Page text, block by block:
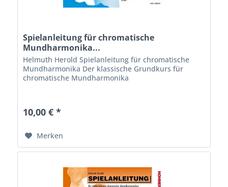
Spielanleitung für chromatische
Mundharmonika...
Helmuth Herold Spielanleitung für chromatische
Mundharmonika Der klassische Grundkurs für
chromatische Mundharmonika
10,00 € *
Merken